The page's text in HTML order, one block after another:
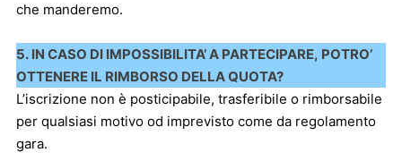
che manderemo.
5. IN CASO DI IMPOSSIBILITA’ A PARTECIPARE, POTRO’
OTTENERE IL RIMBORSO DELLA QUOTA?
L’iscrizione non è posticipabile, trasferibile o rimborsabile
per qualsiasi motivo od imprevisto come da regolamento
gara.